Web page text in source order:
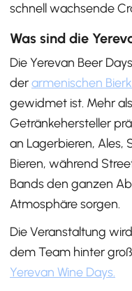
schnell wachsende
Was sind die
Die Yerevan Beer
derarmenischen
gewidmet ist. Mehr
Getränkehersteller
an Lagerbieren, Ales,
Bieren, während
Bands den ganzen
Atmosphäre sorgen.
Die Veranstaltung
dem Team hinter
Yerevan Wine Days.